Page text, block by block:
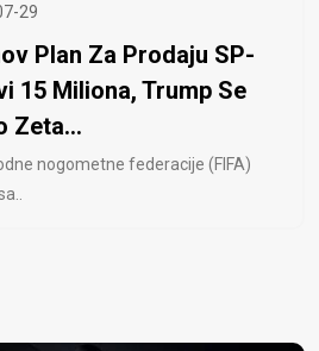
29
Plan Za Prodaju SP-
15 Miliona, Trump Se
Zeta...
nogometne federacije (FIFA)